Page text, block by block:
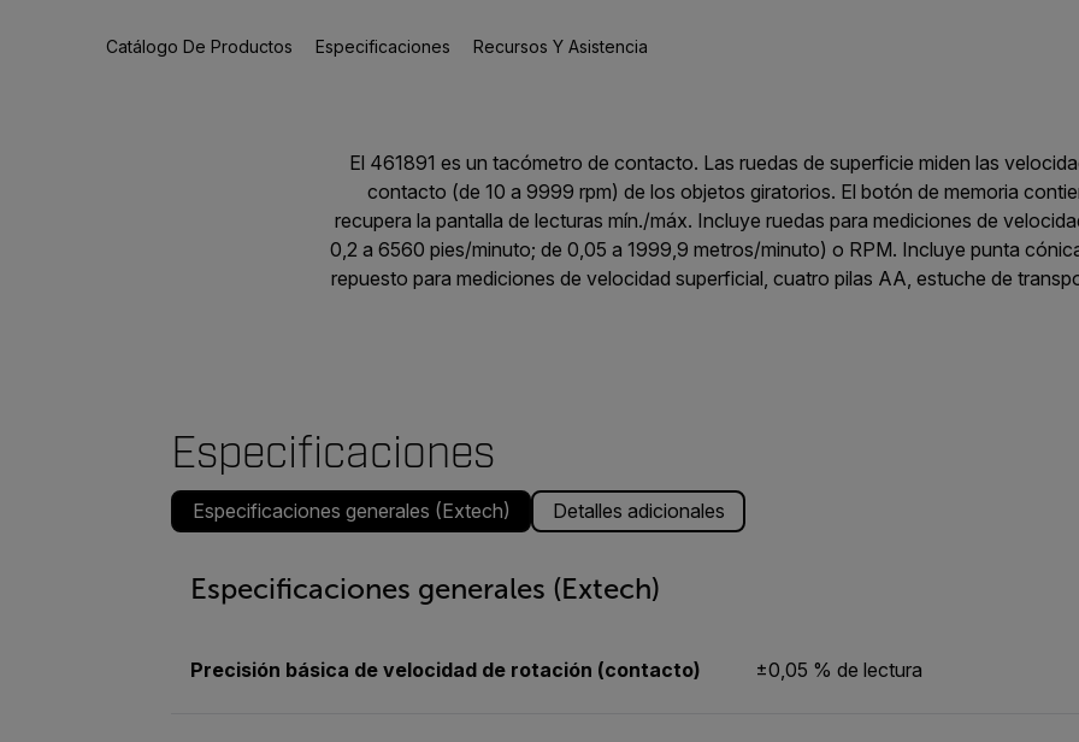
Catálogo De Productos Especificaciones Recursos Y Asistencia
El 461891 es un tacómetro de contacto. Las ruedas de superficie miden las
contacto (de 10 a 9999 rpm) de los objetos giratorios. El botón de memoria
recupera la pantalla de lecturas mín./máx. Incluye ruedas para mediciones de
0,2 a 6560 pies/minuto; de 0,05 a 1999,9 metros/minuto) o RPM. Incluye punta
repuesto para mediciones de velocidad superficial, cuatro pilas AA, estuche de
Especificaciones
Especificaciones generales (Extech) Detalles adicionales
Especificaciones generales (Extech)
Precisión básica de velocidad de rotación (contacto) ±0,05 % de lectura